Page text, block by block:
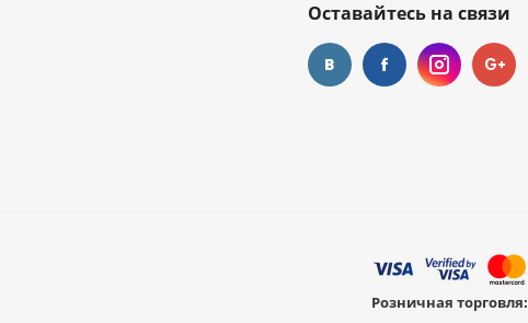
Оставайтесь на связи
Розничная торговля: